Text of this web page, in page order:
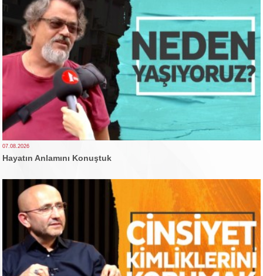
07.08.2026
Hayatın Anlamını Konuştuk